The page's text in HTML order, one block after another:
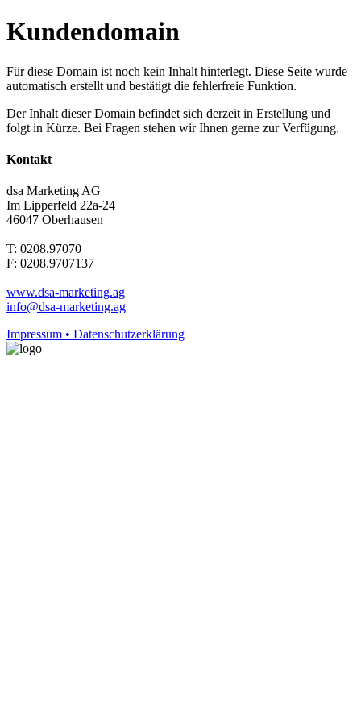
Kundendomain
Für diese Domain ist noch kein Inhalt hinterlegt. Diese Seite wurde
automatisch erstellt und bestätigt die fehlerfreie Funktion.
Der Inhalt dieser Domain befindet sich derzeit in Erstellung und
folgt in Kürze. Bei Fragen stehen wir Ihnen gerne zur Verfügung.
Kontakt
dsa Marketing AG
Im Lipperfeld 22a-24
46047 Oberhausen
T: 0208.97070
F: 0208.9707137
www.dsa-marketing.ag
info@dsa-marketing.ag
Impressum • Datenschutzerklärung